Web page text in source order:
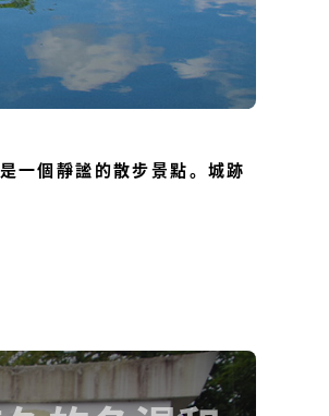
一個靜謐的散步景點。城跡